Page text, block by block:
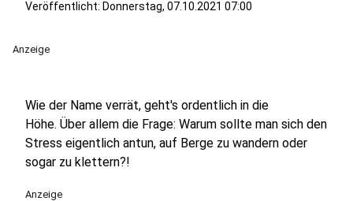
Veröffentlicht: Donnerstag, 07.10.2021 07:00
Anzeige
Wie der Name verrät, geht's ordentlich in die
Höhe. Über allem die Frage: Warum sollte man sich den
Stress eigentlich antun, auf Berge zu wandern oder
sogar zu klettern?!
Anzeige